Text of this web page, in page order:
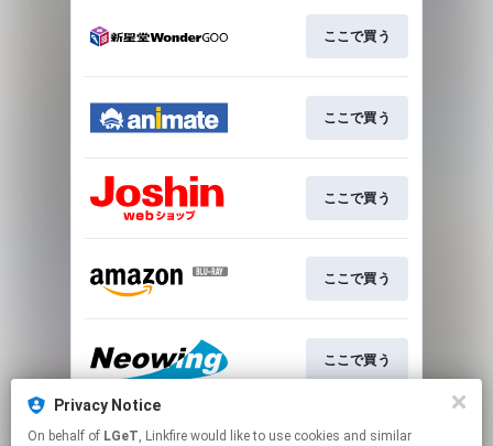
Privacy Notice
On behalf of LGeT, Linkfire would like to use cookies and similar
ここで買う
ここで買う
ここで買う
ここで買う
ここで買う
ここで買う